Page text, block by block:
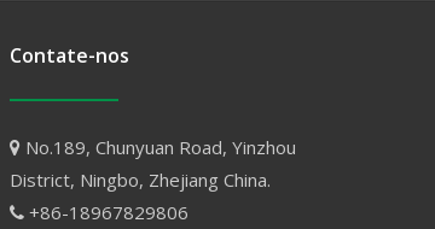
Contate-nos
 No.189, Chunyuan Road, Yinzhou
District, Ningbo, Zhejiang China.
 +86-18967829806